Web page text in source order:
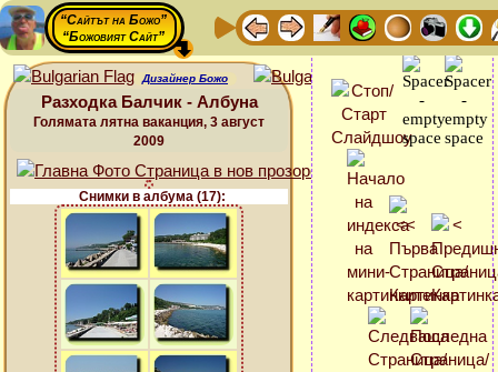
“Сайтът на Божо”
“Божовият Сайт”
Дизайнер Божо
Разходка Балчик - Албуна
Голямата лятна ваканция, 3 август
2009
Снимки в албума (17):